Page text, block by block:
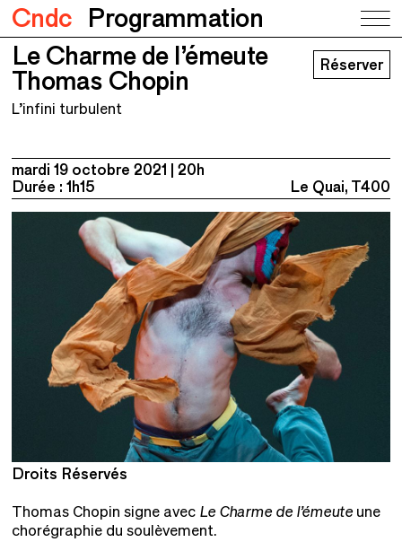
Cndc Programmation
Le Charme de l’émeute
Thomas Chopin
Le Charme de l’émeute
Thomas Chopin
Réserver
L’infini turbulent
mardi 19 octobre 2021
20h
Durée : 1h15
Le Quai, T400
Droits Réservés
Thomas Chopin signe avec Le Charme de l’émeuteune
chorégraphie du soulèvement.